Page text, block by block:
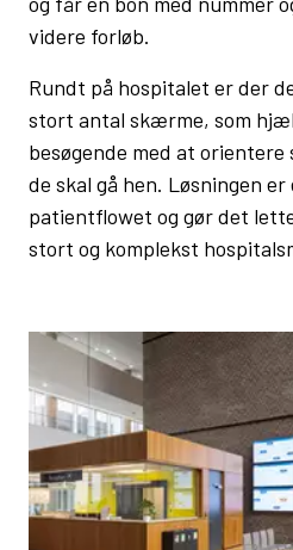
videre forløb.
Rundt på hospitalet er der
stort antal skærme, som
besøgende med at orientere
de skal gå hen. Løsningen
patientflowet og gør det
stort og komplekst